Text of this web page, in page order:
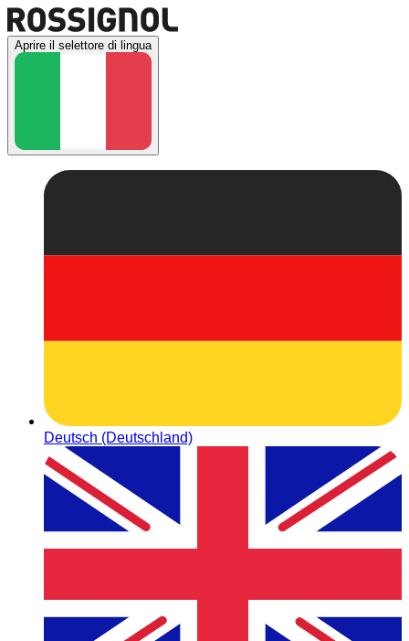
Aprire il selettore di lingua
Deutsch (Deutschland)